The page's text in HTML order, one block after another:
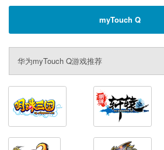
myTouch Q
华为myTouch Q游戏推荐